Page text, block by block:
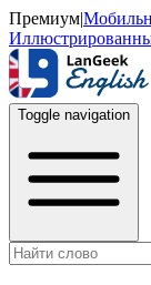
Премиум|
Toggle navigation